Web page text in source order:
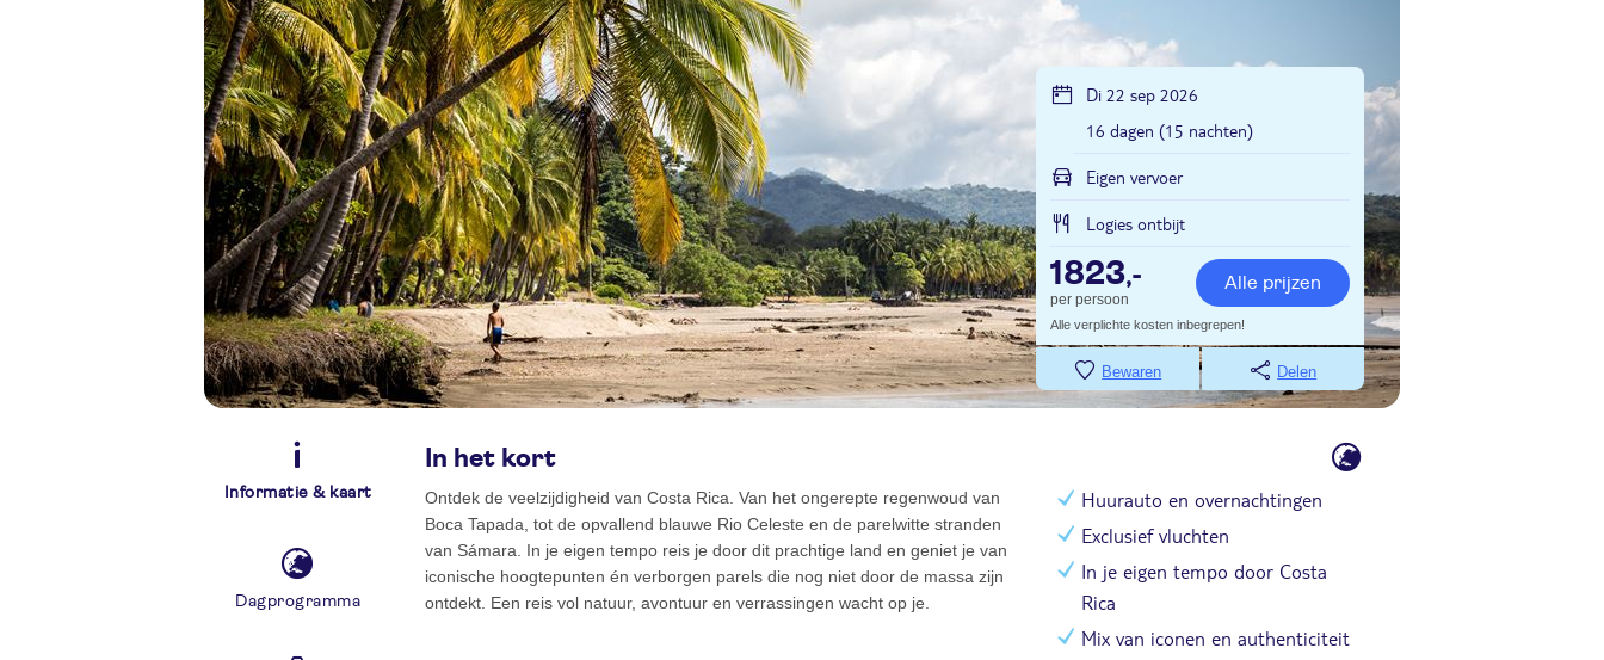
Di 22 sep 2026
16 dagen (15 nachten)
Eigen vervoer
Logies ontbijt
1823,-
per persoon
Alle prijzen
Alle verplichte kosten inbegrepen!
Bewaren Delen
Informatie & kaart
Dagprogramma
In het kort
Ontdek de veelzijdigheid van Costa Rica. Van het ongerepte regenwoud van
Boca Tapada, tot de opvallend blauwe Rio Celeste en de parelwitte stranden
van Sámara. In je eigen tempo reis je door dit prachtige land en geniet je van
iconische hoogtepunten én verborgen parels die nog niet door de massa zijn
ontdekt. Een reis vol natuur, avontuur en verrassingen wacht op je.
Huurauto en overnachtingen
Exclusief vluchten
In je eigen tempo door Costa
Rica
Mix van iconen en authenticiteit